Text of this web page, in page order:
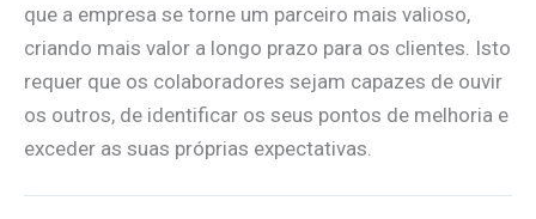
que a empresa se torne um parceiro mais valioso,
criando mais valor a longo prazo para os clientes. Isto
requer que os colaboradores sejam capazes de ouvir
os outros, de identificar os seus pontos de melhoria e
exceder as suas próprias expectativas.